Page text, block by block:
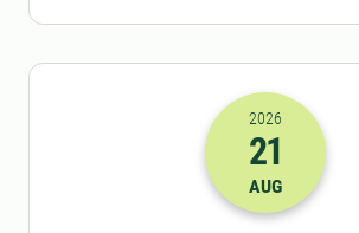
2026-21-08
2026
21
AUG